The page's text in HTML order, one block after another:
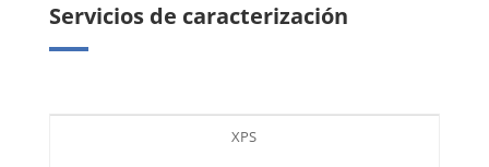
Servicios de caracterización
XPS